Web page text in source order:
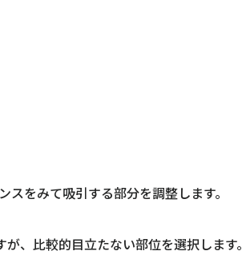
をみて吸引する部分を調整します。
、比較的目立たない部位を選択します。